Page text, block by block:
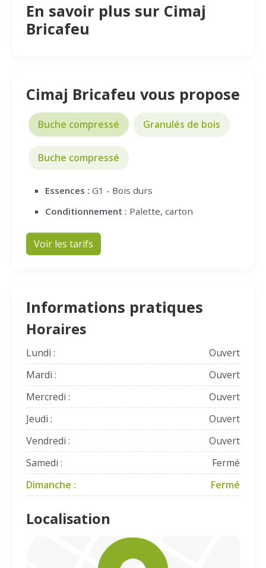
En savoir plus sur Cimaj
Bricafeu
Cimaj Bricafeu vous propose
Buche compressé Granulés de bois
Buche compressé
Essences : G1 - Bois durs
Conditionnement : Palette, carton
Voir les tarifs
Informations pratiques
Horaires
Lundi :
Ouvert
Mardi :
Ouvert
Mercredi :
Ouvert
Jeudi :
Ouvert
Vendredi :
Ouvert
Samedi :
Fermé
Dimanche :
Fermé
Localisation